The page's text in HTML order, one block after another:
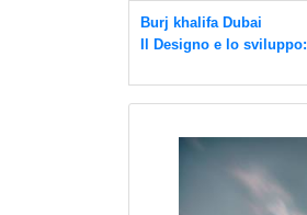
Burj khalifa Dubai
Il Designo e lo sviluppo: